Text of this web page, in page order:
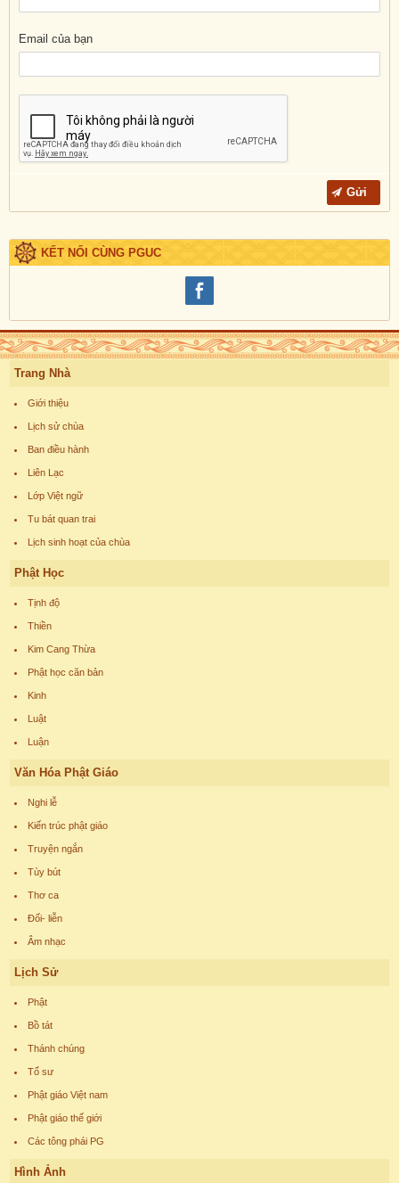
Email của bạn
KẾT NỐI CÙNG PGUC
Trang Nhà
Giới thiệu
Lịch sử chùa
Ban điều hành
Liên Lạc
Lớp Việt ngữ
Tu bát quan trai
Lịch sinh hoạt của chùa
Phật Học
Tịnh độ
Thiền
Kim Cang Thừa
Phật học căn bản
Kinh
Luật
Luận
Văn Hóa Phật Giáo
Nghi lễ
Kiến trúc phật giáo
Truyện ngắn
Tùy bút
Thơ ca
Đối- liễn
Âm nhạc
Lịch Sử
Phật
Bồ tát
Thánh chúng
Tổ sư
Phật giáo Việt nam
Phật giáo thế giới
Các tông phái PG
Hình Ảnh